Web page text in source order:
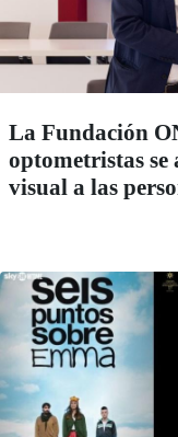
La Fundación
optometristas
visual a las